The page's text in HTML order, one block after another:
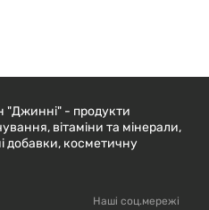
"Джинні" - продукти
вітаміни та мінерали,
добавки, косметичну
Наші соц.мережі